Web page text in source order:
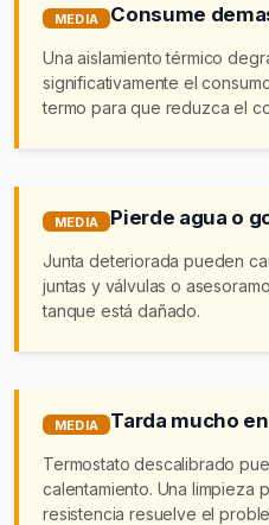
MEDIA Consume
Una aislamiento térmico
significativamente el
termo para que reduzca el
MEDIA Pierde agua o
Junta deteriorada pueden
juntas y válvulas o
tanque está dañado.
MEDIA Tarda mucho
Termostato descalibrado
calentamiento. Una limpieza
resistencia resuelve el